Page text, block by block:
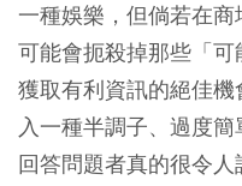
一種娛樂，但倘若在
可能會扼殺掉那些「
獲取有利資訊的絕佳
入一種半調子、過度簡
回答問題者真的很令